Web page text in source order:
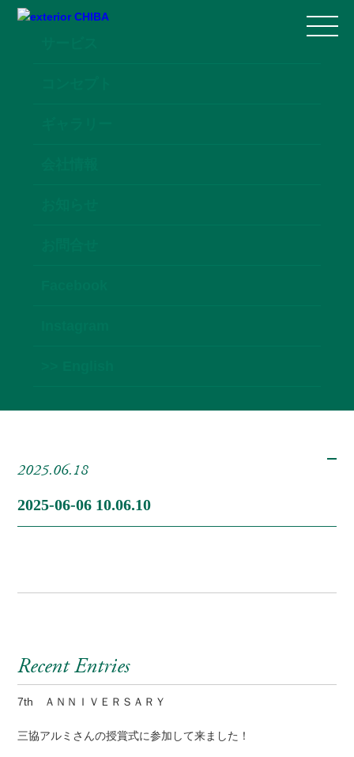
2025.06.18
2025-06-06 10.06.10
Recent Entries
7th ＡＮＮＩＶＥＲＳＡＲＹ
三協アルミさんの授賞式に参加して来ました！